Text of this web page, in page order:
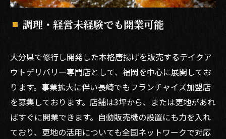
調理・経営未経験でも開業可能
大分県で修行し開発した本格唐揚げを販売するテイクア
ウトデリバリー専門店として、福岡を中心に展開してお
ります。事業拡大に伴い長崎でもフランチャイズ加盟店
を募集しております。店舗は3坪から、または更地があれ
ばすぐに開業できます。自動販売機の設置にも力を入れ
ており、更地の活用についても全国ネットワークで対応